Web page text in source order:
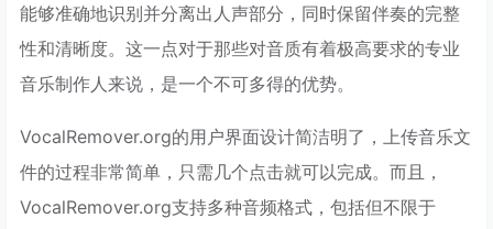
能够准确地识别并分离出人声部分，同时保留伴奏的完整
性和清晰度。这一点对于那些对音质有着极高要求的专业
音乐制作人来说，是一个不可多得的优势。
VocalRemover.org的用户界面设计简洁明了，上传音乐文
件的过程非常简单，只需几个点击就可以完成。而且，
VocalRemover.org支持多种音频格式，包括但不限于